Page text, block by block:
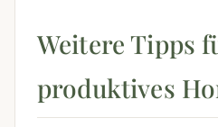
Weitere Tipps
produktives